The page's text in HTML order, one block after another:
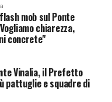
mob sul Ponte
chiarezza,
concrete"
Vinalia, il Prefetto
pattuglie e squadre di